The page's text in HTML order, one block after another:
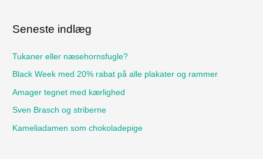
e
r
:
Seneste indlæg
Tukaner eller næsehornsfugle?
Black Week med 20% rabat på alle plakater og rammer
Amager tegnet med kærlighed
Sven Brasch og striberne
Kameliadamen som chokoladepige